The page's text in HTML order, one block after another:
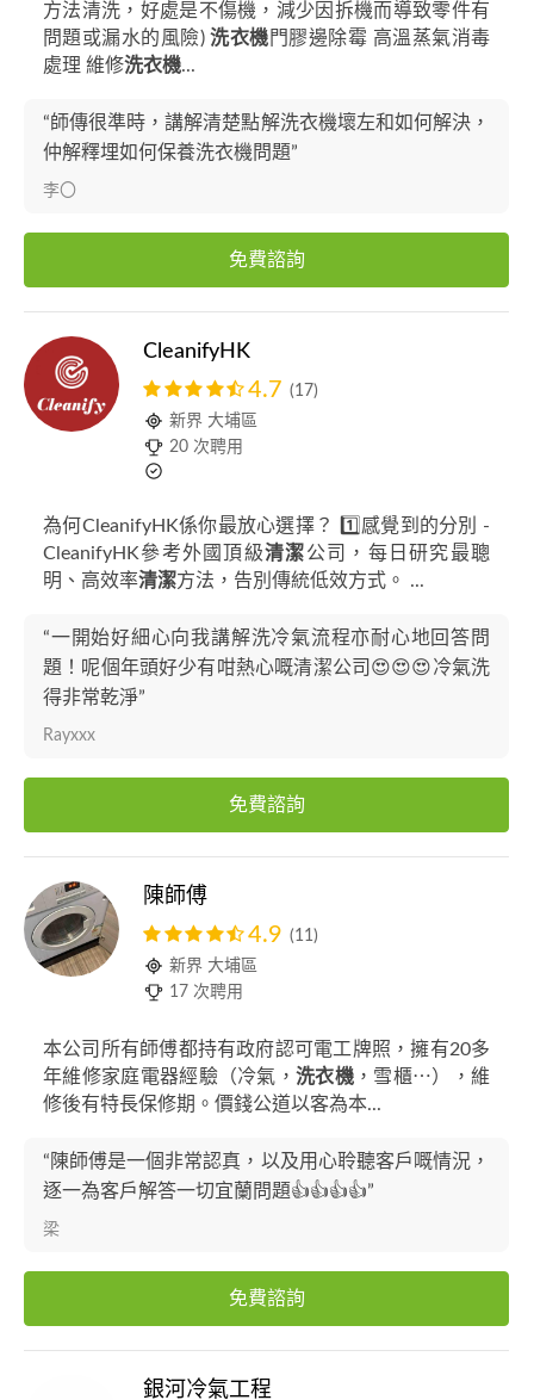
方法清洗，好處是不傷機，減少因拆機而導致零件有
問題或漏水的風險)洗衣機門膠邊除霉 高溫蒸氣消毒
處理 維修洗衣機...
“師傳很準時，講解清楚點解洗衣機壞左和如何解決，
仲解釋埋如何保養洗衣機問題”
李〇
免費諮詢
CleanifyHK
4.7 (17)
新界 大埔區
20 次聘用
為何CleanifyHK係你最放心選擇？ 1️⃣感覺到的分別 -
CleanifyHK參考外國頂級清潔公司，每日研究最聰
明、高效率清潔方法，告別傳統低效方式。 ...
“一開始好細心向我講解洗冷氣流程亦耐心地回答問
題！呢個年頭好少有咁熱心嘅清潔公司😍😍😍冷氣洗
得非常乾淨”
Rayxxx
免費諮詢
陳師傅
4.9 (11)
新界 大埔區
17 次聘用
本公司所有師傅都持有政府認可電工牌照，擁有20多
年維修家庭電器經驗（冷氣，洗衣機 ，雪櫃⋯），維
修後有特長保修期。價錢公道以客為本...
“陳師傅是一個非常認真，以及用心聆聽客戶嘅情況，
逐一為客戶解答一切宜蘭問題👍👍👍👍”
梁
免費諮詢
銀河冷氣工程